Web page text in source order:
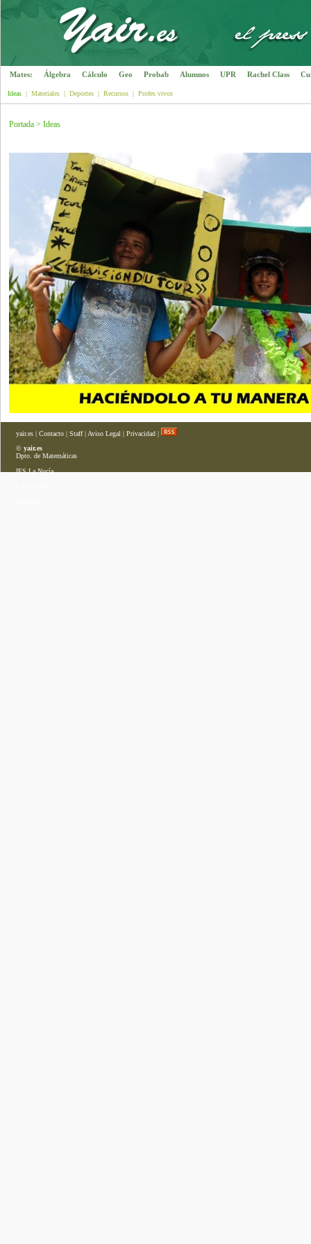
Mates: Álgebra Cálculo Geo Probab Alumnos UPR Rachel Class
Ideas | Materiales | Deportes | Recursos | Profes vivos
Portada > Ideas
yair.es | Contacto | Staff| Aviso Legal | Privacidad |
© yair.es
Dpto. de Matemáticas
IES La Nucía